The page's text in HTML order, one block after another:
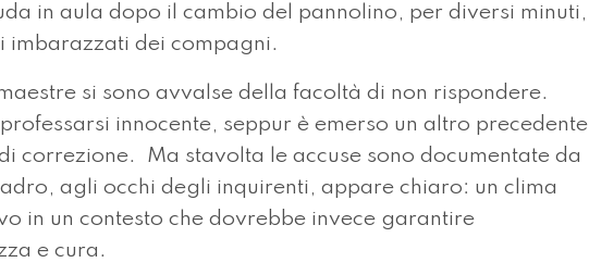
in aula dopo il cambio del pannolino, per diversi minuti,
imbarazzati dei compagni.
si sono avvalse della facoltà di non rispondere.
innocente, seppur è emerso un altro precedente
correzione. Ma stavolta le accuse sono documentate da
agli occhi degli inquirenti, appare chiaro: un clima
in un contesto che dovrebbe invece garantire
e cura.